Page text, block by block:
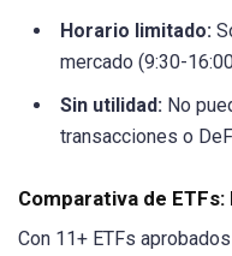
Horario limitado:
mercado (9:30-
Sin utilidad: No
transacciones o
Comparativa de ETFs:
Con 11+ ETFs